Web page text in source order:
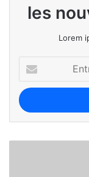
les
Lorem